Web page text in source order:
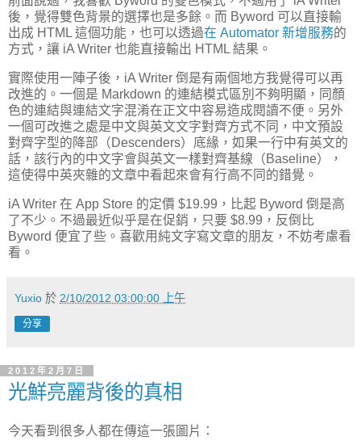
後，覺得雙色背景的選擇也是多餘。而 Byword 可以直接輸
出成 HTML 這個功能，也可以透過在 Automator 新增服務的
方式，讓 iA Writer 也能直接輸出 HTML 結果。
實際使用一陣子後，iA Writer 倒是有兩個地方我覺得可以再
改進的。一個是 Markdown 的連結模式區別不夠明顯，同顏
色的連結與連結文字混淆在正文中容易造成閱讀不便。另外
一個可改進之處是中文與英文文字對齊方式不同，中文預設
對齊字型的降部（Descenders）底緣，如果一行中有英文的
話，該行內的中文字會與英文一樣對齊基線（Baseline），
這使得中英夾雜的文章中看起來會有行高不同的錯覺。
iA Writer 在 App Store 的定價 $19.99，比起 Byword 倒是高
了不少。不過最近似乎是在促銷，只要 $8.99，反倒比
Byword 便宜了些。喜歡用純文字寫文章的朋友，不妨考慮看
看。
Yuxio 於 2/10/2012 03:00:00 上午
分享
2012年2月7日
光鮮亮麗背後的真相
今天看到很多人都在傳這一張圖片：